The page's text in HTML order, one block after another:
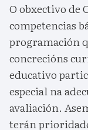
O obxectivo de
competencias
programación
concrecións
educativo
especial na
avaliación.
terán